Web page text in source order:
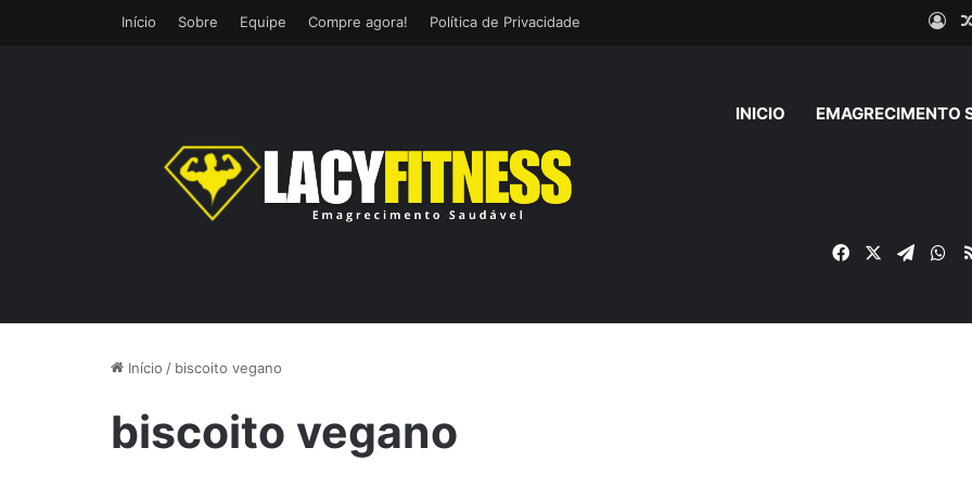
Início Sobre Equipe Compre agora! Política de Privacidade
INICIO EMAGRECIMENTO
Facebook
Início / biscoito vegano
biscoito vegano